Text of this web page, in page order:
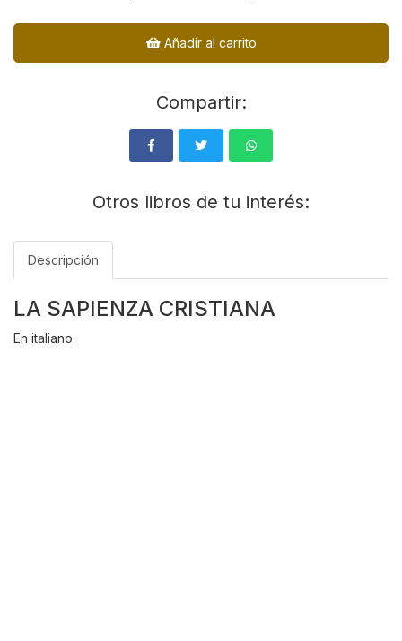
Añadir al carrito
Compartir:
Otros libros de tu interés:
Descripción
LA SAPIENZA CRISTIANA
En italiano.